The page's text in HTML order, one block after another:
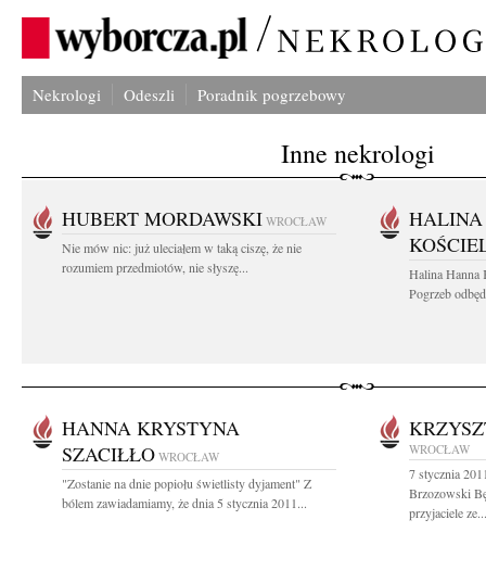
Nekrologi Odeszli Poradnik pogrzebowy
Inne nekrologi
HUBERT MORDAWSKI WROCŁAW
Nie mów nic: już uleciałem w taką ciszę, że nie
rozumiem przedmiotów, nie słyszę...
Halina Hanna
Pogrzeb
HANNA KRYSTYNA
SZACIŁŁO WROCŁAW
"Zostanie na dnie popiołu świetlisty dyjament" Z
bólem zawiadamiamy, że dnia 5 stycznia 2011...
WROCŁAW
7 stycznia
Brzozowski
przyjaciele ze...